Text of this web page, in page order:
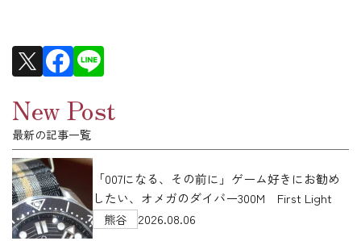
New Post
最新の記事一覧
「007になる、その前に」ゲーム好きにお勧め
したい、オメガのダイバー300M First Light
熊谷 2026.08.06